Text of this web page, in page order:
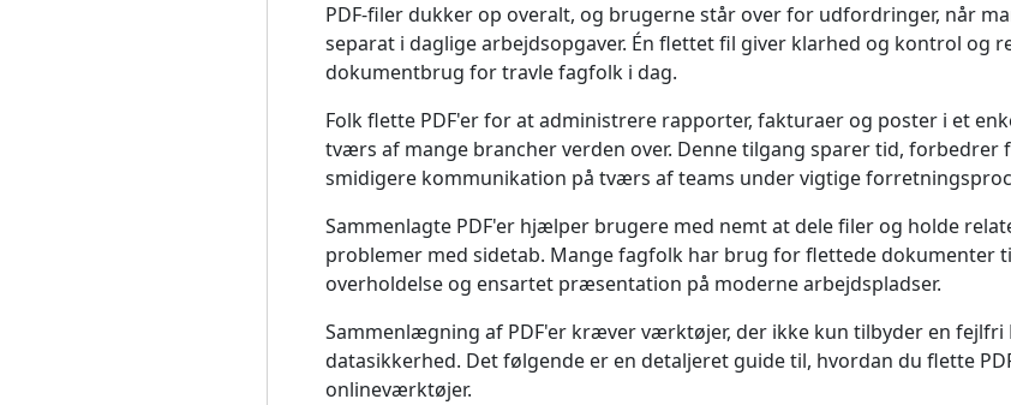
PDF-filer dukker op overalt, og brugerne står over for udfordringer, når
separat i daglige arbejdsopgaver. Én flettet fil giver klarhed og kontrol og
dokumentbrug for travle fagfolk i dag.
Folk flette PDF'er for at administrere rapporter, fakturaer og poster i et
tværs af mange brancher verden over. Denne tilgang sparer tid, forbedrer
smidigere kommunikation på tværs af teams under vigtige
Sammenlagte PDF'er hjælper brugere med nemt at dele filer og holde
problemer med sidetab. Mange fagfolk har brug for flettede dokumenter
overholdelse og ensartet præsentation på moderne arbejdspladser.
Sammenlægning af PDF'er kræver værktøjer, der ikke kun tilbyder en fejlfri
datasikkerhed. Det følgende er en detaljeret guide til, hvordan du flette
onlineværktøjer.